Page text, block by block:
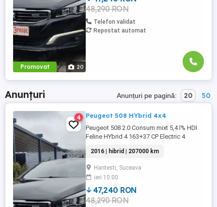
Promovat 20
48,290 RON
Telefon validat
Repostat automat
Anunțuri Anunțuri pe pagină: 20 50
4 Peugeot 508 HYbrid 4x4
Peugeot 508 2.0 Consum mixt 5,4 l% HDI
Feline HYbrid 4 163+37 CP Electric 4
Tracțiune 4x4 Padele volan Lumini LED
Sistem Start-Stop Scaune Sport încălzite
Masaj scaun șofer cu reglaj lombar
electric Scaune electrice cu Memorii
Heaud up Displey (afișare informații ...
2016 | hibrid | 207000 km
Hantesti, Suceava
ieri 10:00
47,240 RON
48,290 RON